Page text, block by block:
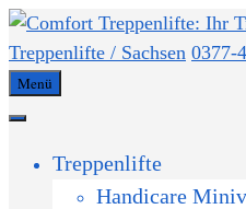
Treppenlifte / Sachsen 0377-
Menü
Treppenlifte
Handicare